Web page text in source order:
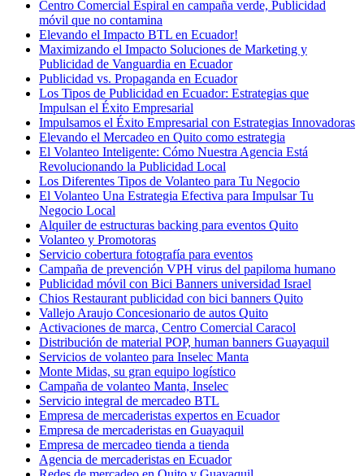
Centro Comercial Espiral en campaña verde, Publicidad
móvil que no contamina
Elevando el Impacto BTL en Ecuador!
Maximizando el Impacto Soluciones de Marketing y
Publicidad de Vanguardia en Ecuador
Publicidad vs. Propaganda en Ecuador
Los Tipos de Publicidad en Ecuador: Estrategias que
Impulsan el Éxito Empresarial
Impulsamos el Éxito Empresarial con Estrategias Innovadoras
Elevando el Mercadeo en Quito como estrategia
El Volanteo Inteligente: Cómo Nuestra Agencia Está
Revolucionando la Publicidad Local
Los Diferentes Tipos de Volanteo para Tu Negocio
El Volanteo Una Estrategia Efectiva para Impulsar Tu
Negocio Local
Alquiler de estructuras backing para eventos Quito
Volanteo y Promotoras
Servicio cobertura fotografía para eventos
Campaña de prevención VPH virus del papiloma humano
Publicidad móvil con Bici Banners universidad Israel
Chios Restaurant publicidad con bici banners Quito
Vallejo Araujo Concesionario de autos Quito
Activaciones de marca, Centro Comercial Caracol
Distribución de material POP, human banners Guayaquil
Servicios de volanteo para Inselec Manta
Monte Midas, su gran equipo logístico
Campaña de volanteo Manta, Inselec
Servicio integral de mercadeo BTL
Empresa de mercaderistas expertos en Ecuador
Empresa de mercaderistas en Guayaquil
Empresa de mercadeo tienda a tienda
Agencia de mercaderistas en Ecuador